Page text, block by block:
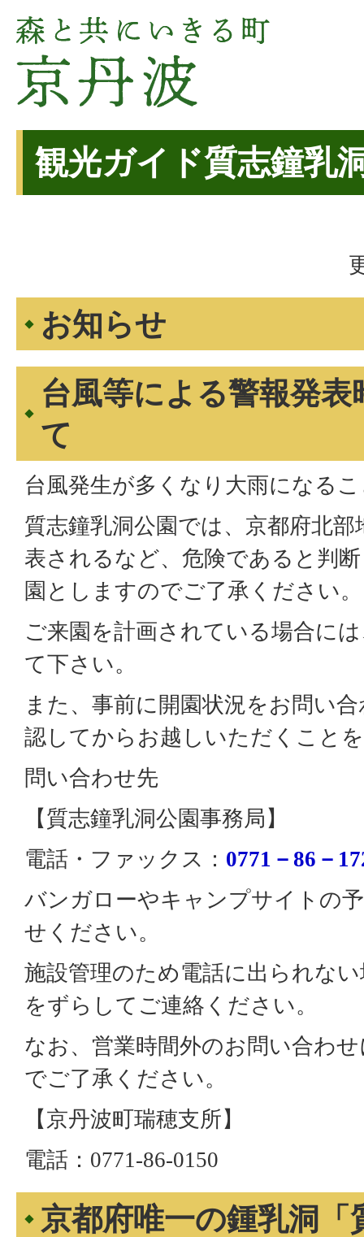
観光ガイド質志鐘乳
お知らせ
台風等による警報発
て
台風発生が多くなり大雨になる
質志鐘乳洞公園では、京都府北
表されるなど、危険であると判
園としますのでご了承ください。
ご来園を計画されている場合に
て下さい。
また、事前に開園状況をお問い
認してからお越しいただくこと
問い合わせ先
【質志鐘乳洞公園事務局】
電話・ファックス： 0771－86－
バンガローやキャンプサイトの
せください。
施設管理のため電話に出られな
をずらしてご連絡ください。
なお、営業時間外のお問い合わ
でご了承ください。
【京丹波町瑞穂支所】
電話：0771-86-0150
京都府唯一の鍾乳洞「